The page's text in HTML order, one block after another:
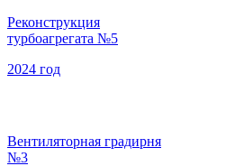
Реконструкция
турбоагрегата №5
2024 год
Вентиляторная градирня
№3